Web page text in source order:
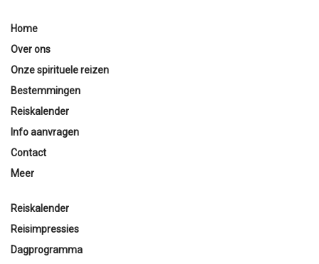
Home
Over ons
Onze spirituele reizen
Bestemmingen
Reiskalender
Info aanvragen
Contact
Meer
Reiskalender
Reisimpressies
Dagprogramma